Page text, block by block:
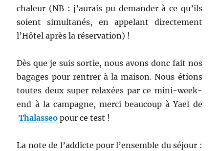
chaleur (NB : j’aurais pu demander à ce qu’ils
soient simultanés, en appelant directement
l’Hôtel après la réservation) !
Dès que je suis sortie, nous avons donc fait nos
bagages pour rentrer à la maison. Nous étions
toutes deux super relaxées par ce mini-week-
end à la campagne, merci beaucoup à Yael de
Thalasseo pour ce test !
La note de l’addicte pour l’ensemble du séjour :